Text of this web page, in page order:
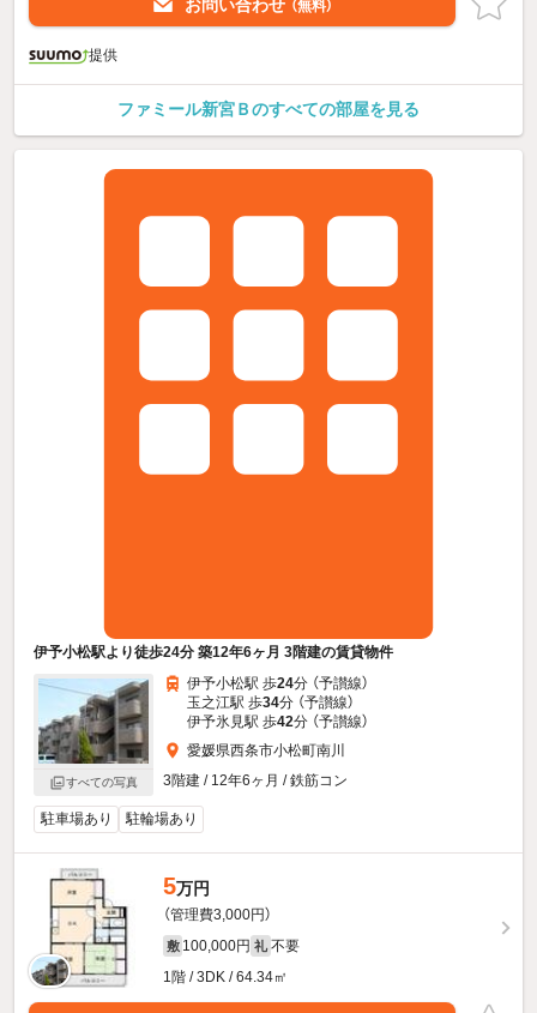
お問い合わせ （無料）
提供
ファミール新宮Ｂのすべての部屋を見る
伊予小松駅より徒歩24分 築12年6ヶ月 3階建の賃貸物件
すべての写真
伊予小松駅 歩24分 （予讃線）
玉之江駅 歩34分 （予讃線）
伊予氷見駅 歩42分 （予讃線）
愛媛県西条市小松町南川
3階建 / 12年6ヶ月 / 鉄筋コン
駐車場あり 駐輪場あり
5万円
（管理費3,000円）
敷 100,000円 礼 不要
1階 / 3DK / 64.34㎡